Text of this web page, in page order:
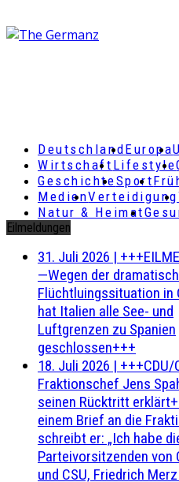
DeutschlandEuropa
Wirtschaft Lifestyle
GeschichteSport
MedienVerteidigung
Natur & Heimat
Eilmeldungen
31. Juli 2026 |
—Wegen der
Flüchtluingssituation in
hat Italien alle See- und
Luftgrenzen zu Spanien
geschlossen+++
18. Juli 2026 | +++CDU/
Fraktionschef Jens
seinen Rücktritt
einem Brief an die
schreibt er: „Ich habe
Parteivorsitzenden von
und CSU, Friedrich